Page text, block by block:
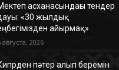
асханасындағы тендер
«30 жылдық
айырмақ»
августа, 2026
пәтер алып беремін